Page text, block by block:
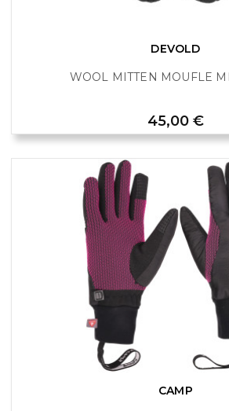
DEVOLD
WOOL MITTEN MOUFLE
Prix
45,00 €
CAMP